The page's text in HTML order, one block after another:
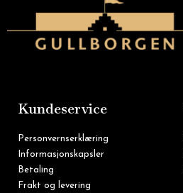
Kundeservice
Personvernserklæring
Informasjonskapsler
Betaling
Frakt og levering